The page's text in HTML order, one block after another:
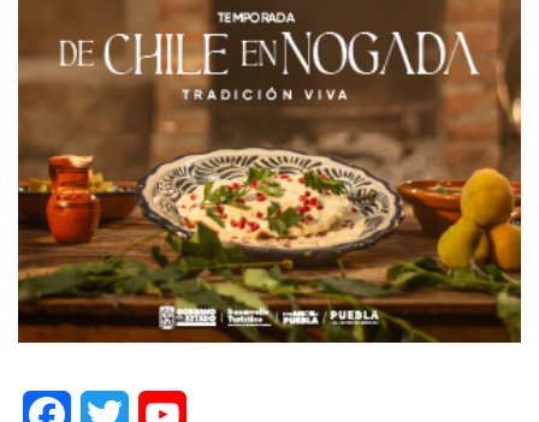
FacebookTwitter